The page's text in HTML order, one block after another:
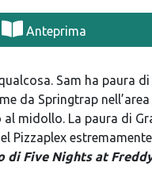
Anteprima
Sam ha paura
da Springtrap
midollo. La paura di
Pizzaplex
di Five Nights at